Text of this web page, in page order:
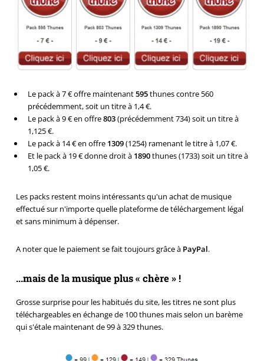
Le pack à 7 € offre maintenant595thunes contre 560
précédemment, soit un titre à 1,4 €.
Le pack à 9 € en offre803(précédemment 734) soit un titre à
1,125 €.
Le pack à 14 € en offre 1309(1254) ramenant le titre à 1,07 €.
Et le pack à 19 € donne droit à 1890thunes (1733) soit un titre à
1,05 €.
Les packs restent moins intéressants qu'un achat de musique
effectué sur n'importe quelle plateforme de téléchargement légal
et sans minimum à dépenser.
A noter que le paiement se fait toujours grâce à PayPal.
...mais de la musique plus « chère » !
Grosse surprise pour les habitués du site, les titres ne sont plus
téléchargeables en échange de 100 thunes mais selon un barème
qui s'étale maintenant de 99 à 329 thunes.